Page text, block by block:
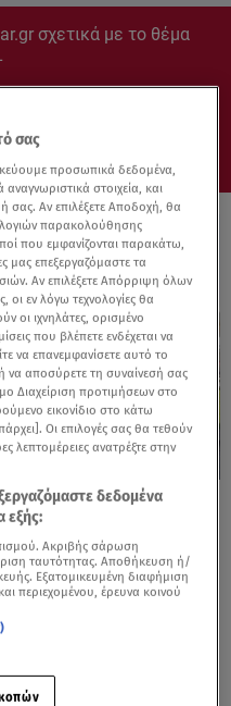
σχετικά με το θέμα
στο
Β.
σας
προσωπικά δεδομένα,
στοιχεία, και
Αν επιλέξετε Αποδοχή, θα
παρακολούθησης
που εμφανίζονται παρακάτω,
μας επεξεργαζόμαστε τα
Αν επιλέξετε Απόρριψη όλων
εν λόγω τεχνολογίες θα
οι ιχνηλάτες, ορισμένο
που βλέπετε ενδέχεται να
να επανεμφανίσετε αυτό το
ή να αποσύρετε τη συναίνεσή σας
Διαχείριση προτιμήσεων στο
εικονίδιο στο κάτω
Οι επιλογές σας θα τεθούν
λεπτομέρειες ανατρέξτε στην
δεδομένα
εξής:
Ακριβής σάρωση
ταυτότητας. Αποθήκευση ή/
Εξατομικευμένη διαφήμιση
περιεχομένου, έρευνα κοινού